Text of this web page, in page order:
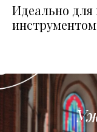
Идеально для
инструментом